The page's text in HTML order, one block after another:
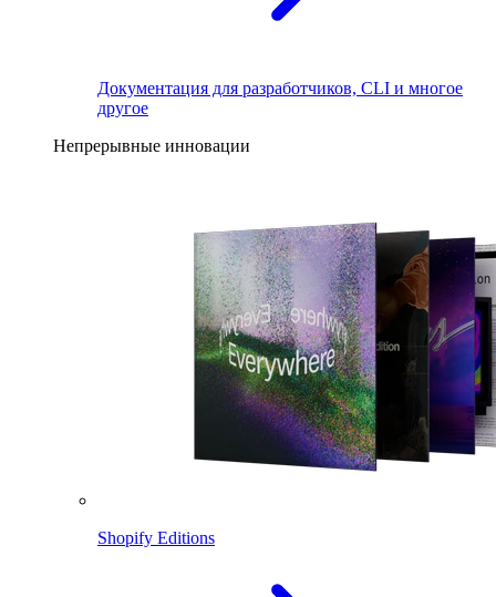
Документация для разработчиков, CLI и многое
другое
Непрерывные инновации
Shopify Editions